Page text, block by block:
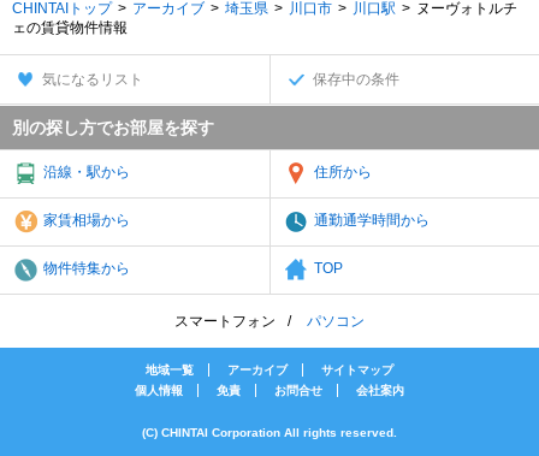
CHINTAIトップ アーカイブ 埼玉県 川口市 川口駅
ヌーヴォトルチ
ェの賃貸物件情報
気になるリスト 保存中の条件
別の探し方でお部屋を探す
沿線・駅から 住所から
家賃相場から 通勤通学時間から
物件特集から TOP
スマートフォン パソコン
地域一覧 アーカイブ
サイトマップ
個人情報
免責 お問合せ 会社案内
(C) CHINTAI Corporation All rights reserved.